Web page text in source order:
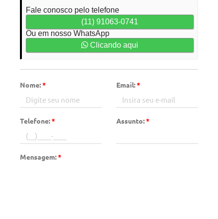
Fale conosco pelo telefone
(11) 91063-0741
Ou em nosso WhatsApp
Clicando aqui
Nome:* Email:*
Telefone:* Assunto:*
Mensagem:*